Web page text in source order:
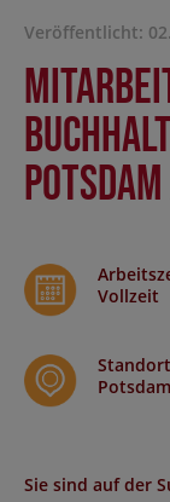
Veröffentlicht:
Vollzeit
Standort
Potsdam
Sie sind auf der